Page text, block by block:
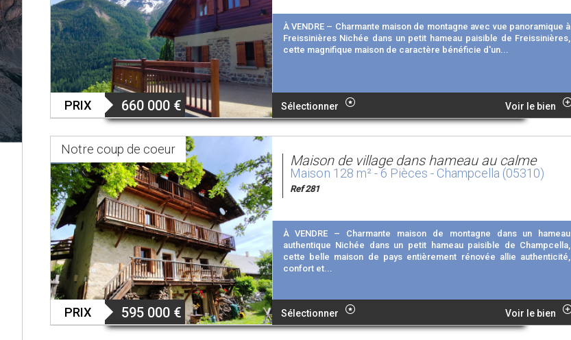
PRIX 660 000 €
À VENDRE – Charmante maison de montagne avec vue panoramique à
Freissinières Nichée dans un petit hameau paisible de Freissinières,
cette magnifique maison de caractère bénéficie d'un...
Sélectionner Voir le bien
Notre coup de coeur
PRIX 595 000 €
Maison de village dans hameau au calme
Maison 128 m² - 6 Pièces - Champcella (05310)
Ref 281
À VENDRE – Charmante maison de montagne dans un hameau
authentique Nichée dans un petit hameau paisible de Champcella,
cette belle maison de pays entièrement rénovée allie authenticité,
confort et...
Sélectionner Voir le bien